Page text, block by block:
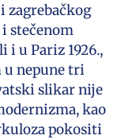
zagrebačkog
stečenom
i u Pariz 1926.,
nepune tri
slikar nije
kao
pokositi